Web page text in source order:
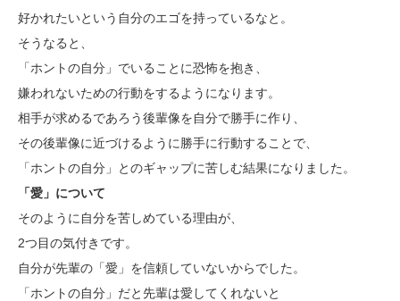
好かれたいという自分のエゴを持っているなと。
そうなると、
「ホントの自分」でいることに恐怖を抱き、
嫌われないための行動をするようになります。
相手が求めるであろう後輩像を自分で勝手に作り、
その後輩像に近づけるように勝手に行動することで、
「ホントの自分」とのギャップに苦しむ結果になりました。
「愛」について
そのように自分を苦しめている理由が、
2つ目の気付きです。
自分が先輩の「愛」を信頼していないからでした。
「ホントの自分」だと先輩は愛してくれないと